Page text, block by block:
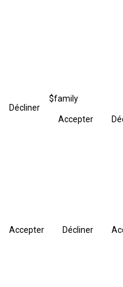
Décliner
$family
Accepter
Accepter Décliner